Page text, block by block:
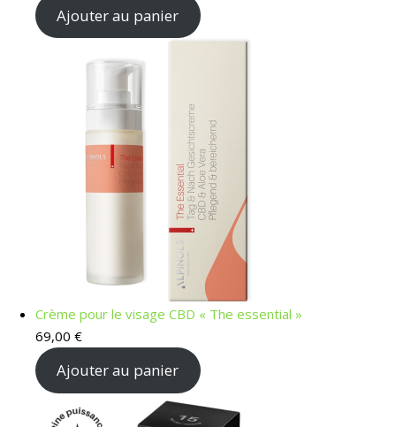
Ajouter au panier
Crème pour le visage CBD « The essential »
69,00 €
Ajouter au panier